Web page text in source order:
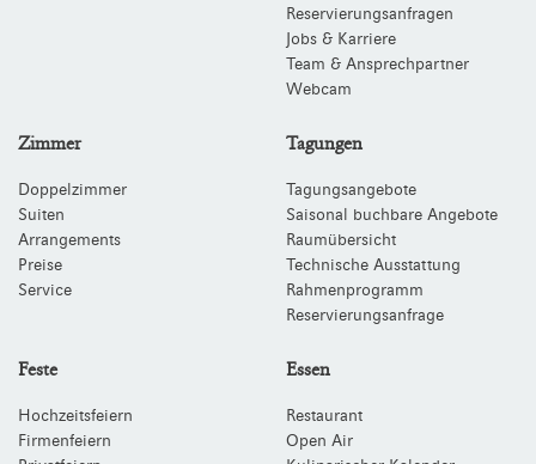
Reservierungsanfragen
Jobs & Karriere
Team & Ansprechpartner
Webcam
Zimmer
Doppelzimmer
Suiten
Arrangements
Preise
Service
Tagungen
Tagungsangebote
Saisonal buchbare Angebote
Raumübersicht
Technische Ausstattung
Rahmenprogramm
Reservierungsanfrage
Feste
Hochzeitsfeiern
Firmenfeiern
Essen
Restaurant
Open Air